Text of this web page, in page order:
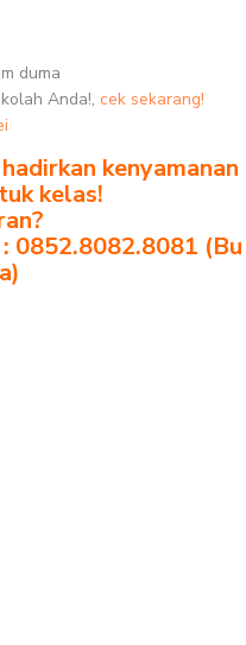
duma
Anda!, cek sekarang!
kenyamanan
kelas!
0852.8082.8081 (Bu